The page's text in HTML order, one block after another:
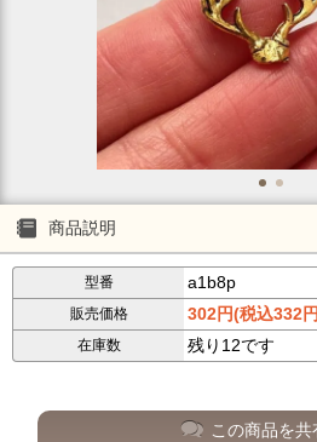
商品説明
型番 a1b8p
販売価格 302円(税込332
在庫数 残り12です
この商品を共